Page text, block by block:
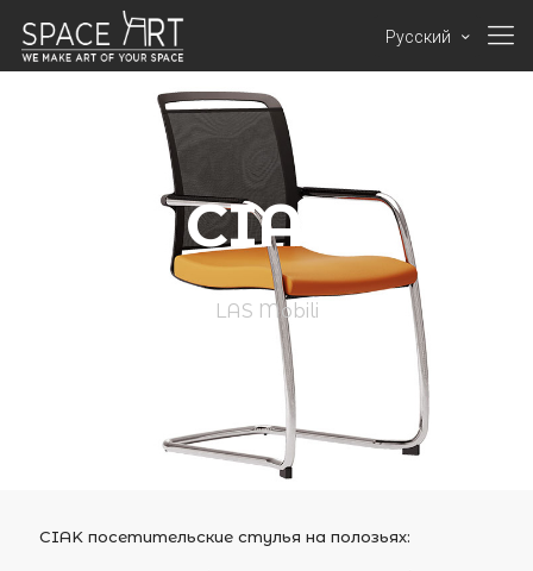
Русский
CIAK
LAS Mobili
CIAK посетительские стулья на полозьях: